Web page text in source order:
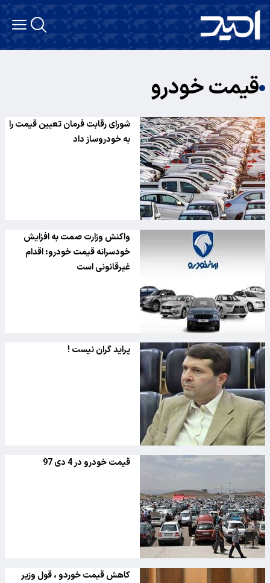
قیمت خودرو
شورای رقابت فرمان تعیین قیمت را
به خودروساز داد
واکنش وزارت صمت به افزایش
خودسرانه قیمت خودرو: اقدام
غیرقانونی است
پراید گران نیست !
قیمت خودرو در 4 دی 97
کاهش قیمت خوردو ، قول وزیر